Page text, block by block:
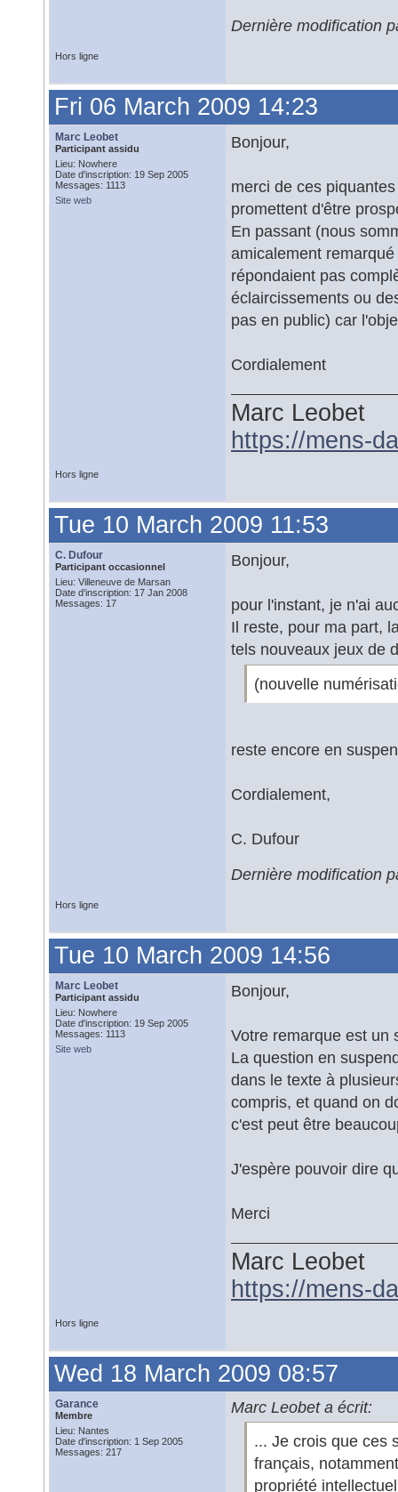
Dernière modification
Hors ligne
Fri 06 March 2009 14:23
Marc Leobet
Participant assidu
Lieu: Nowhere
Date d'inscription: 19 Sep 2005
Messages: 1113
Site web
Bonjour,
merci de ces
promettent d'être
En passant (nous
amicalement
répondaient pas
éclaircissements ou
pas en public) car
Cordialement
Marc Leobet
https://mens-
Hors ligne
Tue 10 March 2009 11:53
C. Dufour
Participant occasionnel
Lieu: Villeneuve de Marsan
Date d'inscription: 17 Jan 2008
Messages: 17
Bonjour,
pour l'instant, je n'ai
Il reste, pour ma part,
tels nouveaux jeux de
(nouvelle
reste encore en
Cordialement,
C. Dufour
Dernière modification
Hors ligne
Tue 10 March 2009 14:56
Marc Leobet
Participant assidu
Lieu: Nowhere
Date d'inscription: 19 Sep 2005
Messages: 1113
Site web
Bonjour,
Votre remarque est un
La question en
dans le texte à
compris, et quand on
c'est peut être
J'espère pouvoir dire
Merci
Marc Leobet
https://mens-
Hors ligne
Wed 18 March 2009 08:57
Garance
Membre
Lieu: Nantes
Date d'inscription: 1 Sep 2005
Messages: 217
Marc Leobet a écrit:
... Je crois que ces
français,
propriété